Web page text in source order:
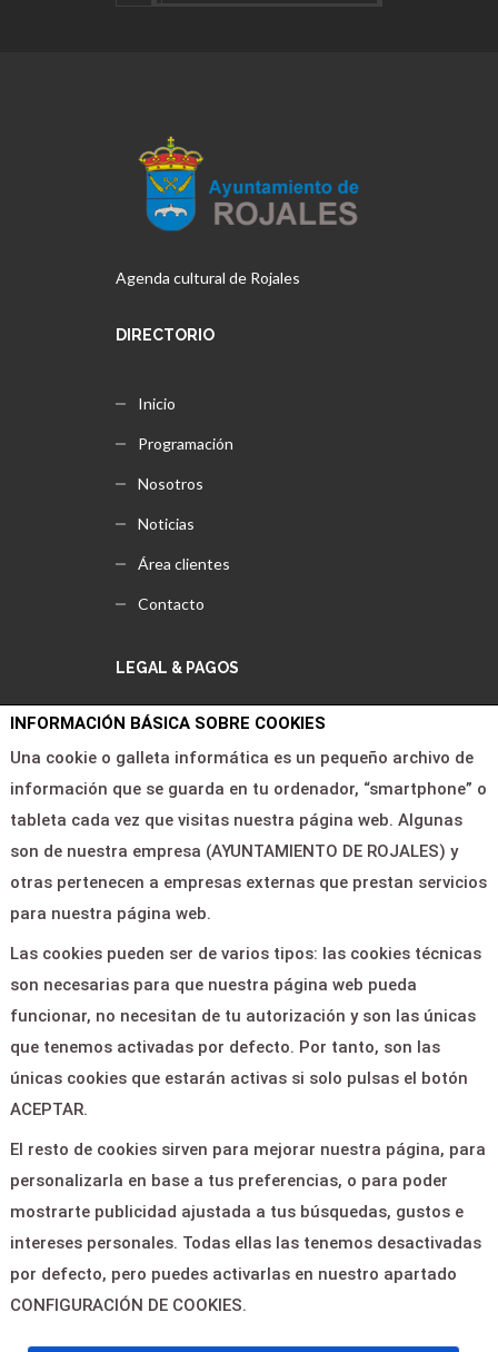
Agenda cultural de Rojales
DIRECTORIO
Inicio
Programación
Nosotros
Noticias
Área clientes
Contacto
LEGAL & PAGOS
Política de privacidad
Contactar
CONTACTO
PASAJE ALBERTO
GONZÁLEZ VERGEL -
ROJALES 03170
966715001
INFORMACIÓN BÁSICA SOBRE COOKIES
Una cookie o galleta informática es un pequeño archivo de
información que se guarda en tu ordenador, “smartphone” o
tableta cada vez que visitas nuestra página web. Algunas
son de nuestra empresa (AYUNTAMIENTO DE ROJALES) y
otras pertenecen a empresas externas que prestan servicios
para nuestra página web.
Las cookies pueden ser de varios tipos: las cookies técnicas
son necesarias para que nuestra página web pueda
funcionar, no necesitan de tu autorización y son las únicas
que tenemos activadas por defecto. Por tanto, son las
únicas cookies que estarán activas si solo pulsas el botón
ACEPTAR.
El resto de cookies sirven para mejorar nuestra página, para
personalizarla en base a tus preferencias, o para poder
mostrarte publicidad ajustada a tus búsquedas, gustos e
intereses personales. Todas ellas las tenemos desactivadas
por defecto, pero puedes activarlas en nuestro apartado
CONFIGURACIÓN DE COOKIES.